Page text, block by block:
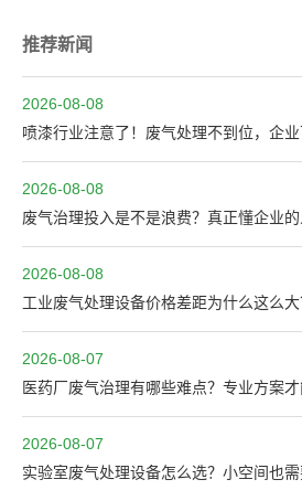
推荐新闻
2026-08-08
喷漆行业注意了！废气处理不到位，企
2026-08-08
废气治理投入是不是浪费？真正懂企业
2026-08-08
工业废气处理设备价格差距为什么这么
2026-08-07
医药厂废气治理有哪些难点？专业方案
2026-08-07
实验室废气处理设备怎么选？小空间也